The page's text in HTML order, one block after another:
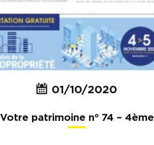
01/10/2020
Votre patrimoine n° 74 – 4ème